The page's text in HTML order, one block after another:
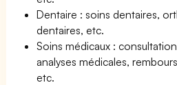
Dentaire : soins dentaires,
dentaires, etc.
Soins médicaux :
analyses médicales,
etc.